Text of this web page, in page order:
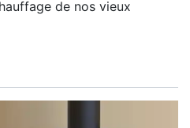
de nos vieux